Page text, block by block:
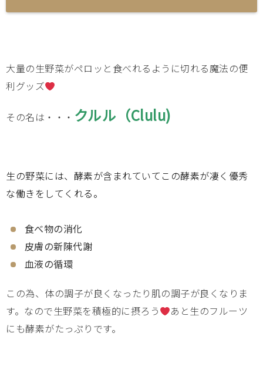
大量の生野菜がペロッと食べれるように切れる魔法の便
利グッズ
その名は・・・ クルル（Clulu)
生の野菜には、酵素が含まれていてこの酵素が凄く優秀
な働きをしてくれる。
食べ物の消化
皮膚の新陳代謝
血液の循環
この為、体の調子が良くなったり肌の調子が良くなりま
す。なので生野菜を積極的に摂ろう
あと生のフルーツ
にも酵素がたっぷりです。